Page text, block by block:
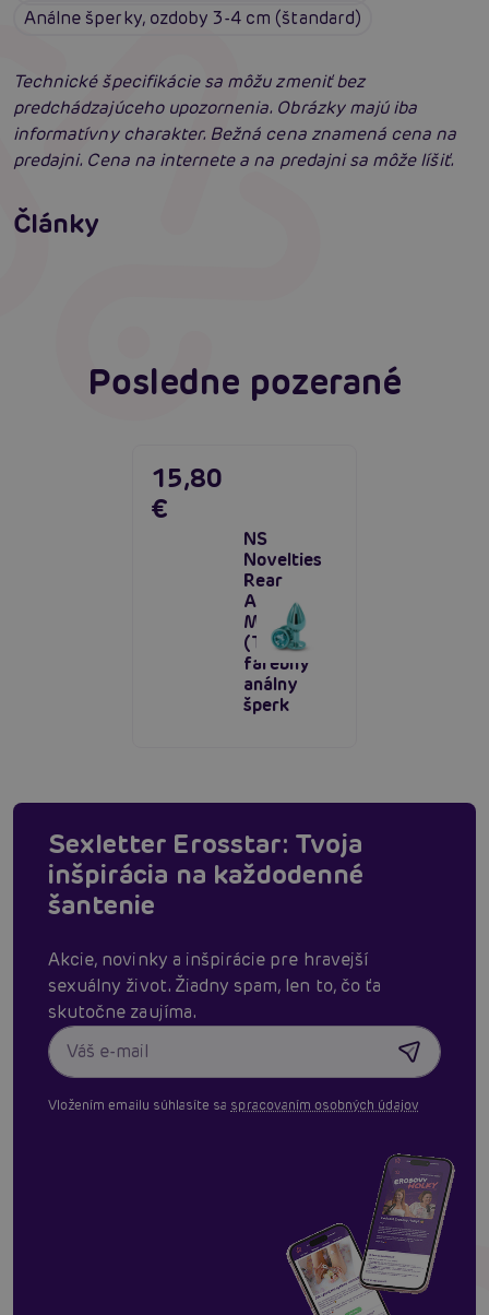
Análne šperky, ozdoby 3-4 cm (štandard)
Technické špecifikácie sa môžu zmeniť bez
predchádzajúceho upozornenia. Obrázky majú iba
informatívny charakter. Bežná cena znamená cena na
predajni. Cena na internete a na predajni sa môže líšiť.
Články
Príprava na análny sex: Tipy krok za krokom
Čítať viacej
Erotická inteligencia: Príručka Sexiómov
Posledne pozerané
NS
Novelties
Rear
Assets
Medium
(Teal),
farebný
análny
šperk
15,80
€
Sexletter Erosstar: Tvoja
inšpirácia na každodenné
šantenie
Akcie, novinky a inšpirácie pre hravejší
sexuálny život. Žiadny spam, len to, čo ťa
skutočne zaujíma.
Vložením emailu súhlasíte sa spracovaním osobných údajov